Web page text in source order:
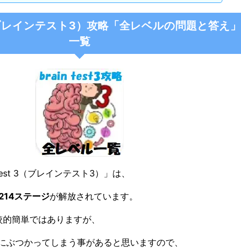
インテスト3）攻略「全レベルの問題と答え」
一覧
3（ブレインテスト3）」は、
ステージが解放されています。
簡単ではありますが、
ぶつかってしまう事があると思いますので、